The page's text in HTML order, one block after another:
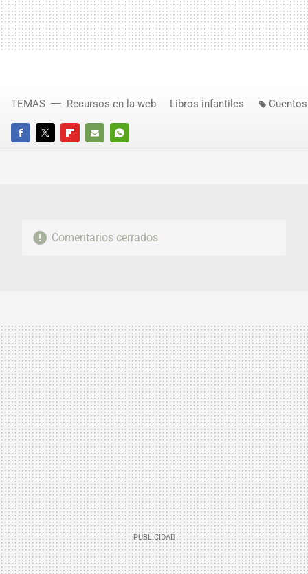
FACEBOOKTWITTERFLIPBOARD
E-
WHATSAPP
TEMAS Recursos en la web Libros infantiles
Comentarios cerrados